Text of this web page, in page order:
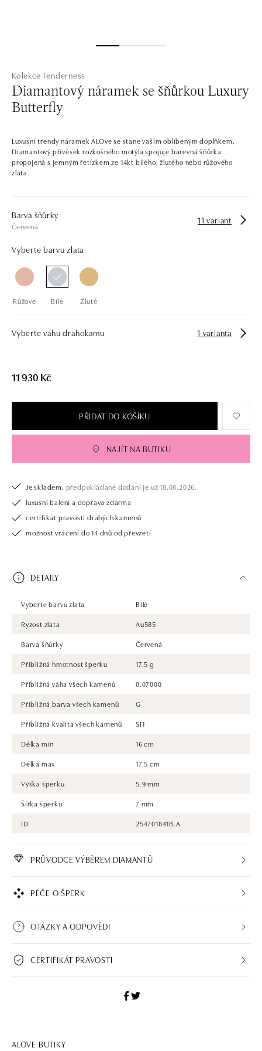
Kolekce Tenderness
Diamantový náramek se šňůrkou Luxury
Butterfly
Luxusní trendy náramek ALOve se stane vaším oblíbeným doplňkem.
Diamantový přívěsek rozkošného motýla spojuje barevná šňůrka
propojená s jemným řetízkem ze 14kt bílého, žlutého nebo růžového
zlata.
Barva šňůrky
Červená
11 variant
Vyberte barvu zlata
Růžové Bílé Žluté
Vyberte váhu drahokamu 1 varianta
11 930 Kč
PŘIDAT DO KOŠÍKU
NAJÍT NA BUTIKU
Je skladem, předpokládané dodání je už 18.08.2026.
luxusní balení a doprava zdarma
certifikát pravosti drahých kamenů
možnost vrácení do 14 dnů od převzetí
DETAILY
Vyberte barvu zlata
Bílé
Ryzost zlata
Au585
Barva šňůrky
Červená
Přibližná hmotnost šperku
17.5 g
Přibližná váha všech kamenů
0.07000
Přibližná barva všech kamenů
G
Přibližná kvalita všech kamenů
SI1
Délka min
16 cm
Délka max
17.5 cm
Výška šperku
5.9 mm
Šířka šperku
7 mm
ID
254701841B.A
PRŮVODCE VÝBĚREM DIAMANTŮ
PÉČE O ŠPERK
OTÁZKY A ODPOVĚDI
CERTIFIKÁT PRAVOSTI
ALOVE BUTIKY